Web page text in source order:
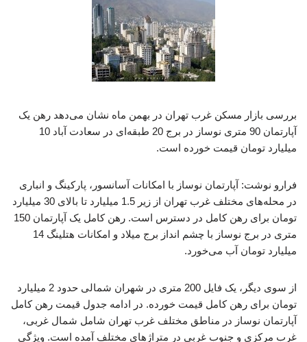
بررسی بازار مسکن غرب تهران در بهمن ماه نشان می‌دهد رهن یک
آپارتمان 90 متری نوساز در برج 20 طبقه‌ای در سعادت آباد 10
میلیارد تومان قیمت خورده است.
فرارو نوشت: آپارتمان‌ نوساز با امکانات آسانسور، پارکینگ و انباری
در محله‌های مختلف غرب تهران از زیر 1.5 میلیارد تا بالای 30 میلیارد
تومان برای رهن کامل در دسترس است. رهن کامل یک آپارتمان 150
متری در برج نوساز با چشم انداز برج میلاد و امکانات هتلینگ 14
میلیارد تومان آب می‌خورد.
از سوی دیگر، یک فایل 200 متری در شهران شمالی حدود 2 میلیارد
تومان برای رهن کامل قیمت خورده. در ادامه جدول قیمت رهن کامل
آپارتمان نوساز در مناطق مختلف غرب تهران شامل شمال غربی،
غرب مرکزی و جنوب غربی در متراژهای مختلف آمده است. ویژگی